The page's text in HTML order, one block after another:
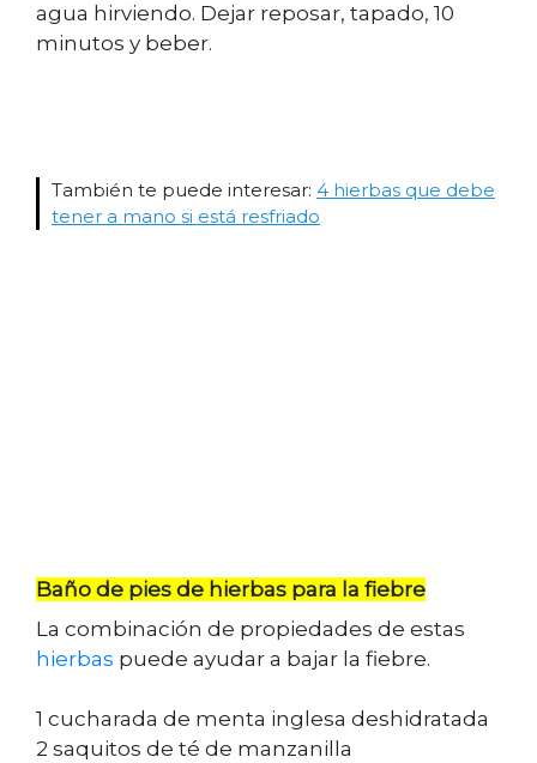
agua hirviendo. Dejar reposar, tapado, 10
minutos y beber.
También te puede interesar: 4 hierbas que debe
tener a mano si está resfriado
Baño de pies de hierbas para la fiebre
La combinación de propiedades de estas
hierbas puede ayudar a bajar la fiebre.
1 cucharada de menta inglesa deshidratada
2 saquitos de té de manzanilla